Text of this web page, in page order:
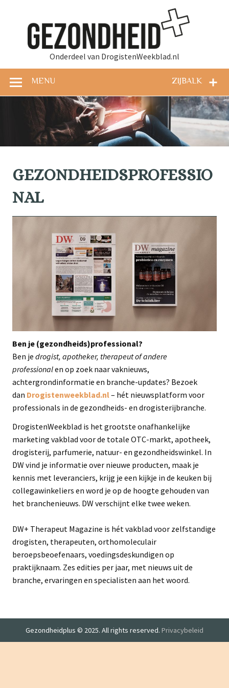
Onderdeel van DrogistenWeekblad.nl
ZIJBALK
MENU
GEZONDHEIDSPROFESSIO
NAL
Ben je (gezondheids)professional?
Ben je drogist, apotheker, therapeut of andere
professionalen op zoek naar vaknieuws,
achtergrondinformatie en branche-updates? Bezoek
dan Drogistenweekblad.nl– hét nieuwsplatform voor
professionals in de gezondheids- en drogisterijbranche.
DrogistenWeekblad is het grootste onafhankelijke
marketing vakblad voor de totale OTC-markt, apotheek,
drogisterij, parfumerie, natuur- en gezondheidswinkel. In
DW vind je informatie over nieuwe producten, maak je
kennis met leveranciers, krijg je een kijkje in de keuken bij
collegawinkeliers en word je op de hoogte gehouden van
het branchenieuws. DW verschijnt elke twee weken.
DW+ Therapeut Magazine is hét vakblad voor zelfstandige
drogisten, therapeuten, orthomoleculair
beroepsbeoefenaars, voedingsdeskundigen op
praktijknaam. Zes edities per jaar, met nieuws uit de
branche, ervaringen en specialisten aan het woord.
Gezondheidplus © 2025. All rights reserved. Privacybeleid